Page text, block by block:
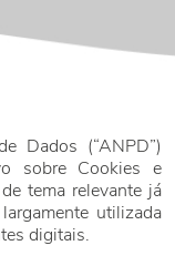
Dados (“ANPD”)
sobre Cookies e
tema relevante já
utilizada
digitais.